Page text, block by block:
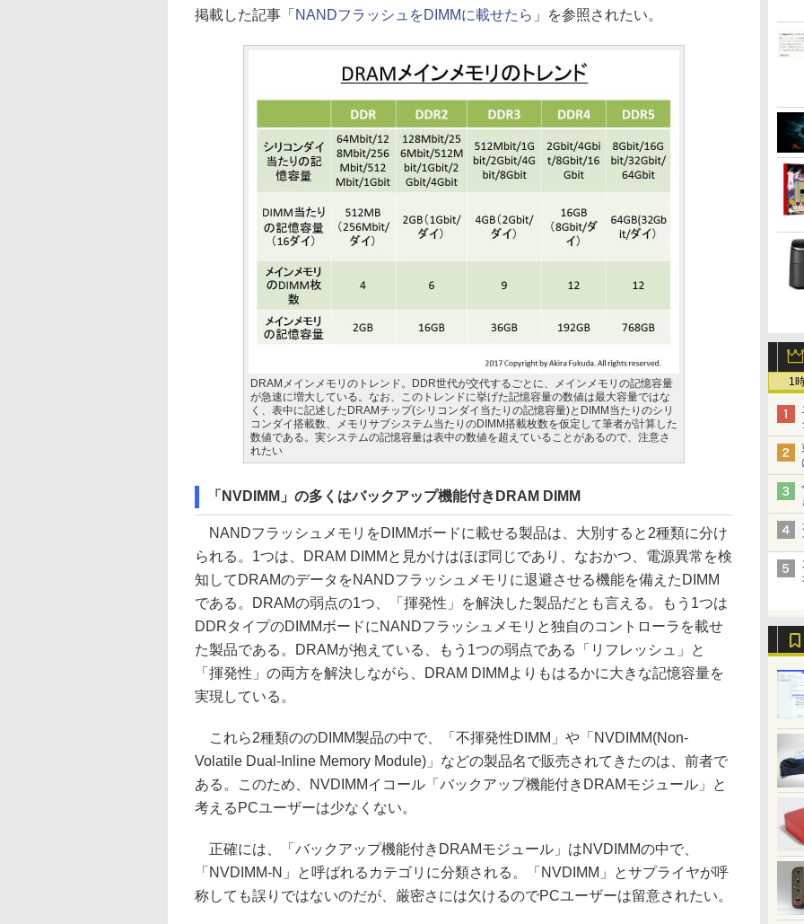
1
掲載した記事「 NANDフラッシュをDIMMに載せたら 」を参照されたい。
DRAMメインメモリのトレンド。DDR世代が交代するごとに、メインメモリの記憶容量
が急速に増大している。なお、このトレンドに挙げた記憶容量の数値は最大容量ではな
く、表中に記述したDRAMチップ(シリコンダイ当たりの記憶容量)とDIMM当たりのシリ
コンダイ搭載数、メモリサブシステム当たりのDIMM搭載枚数を仮定して筆者が計算した
数値である。実システムの記憶容量は表中の数値を超えていることがあるので、注意さ
れたい
「NVDIMM」の多くはバックアップ機能付きDRAM DIMM
NANDフラッシュメモリをDIMMボードに載せる製品は、大別すると2種類に分け
られる。1つは、DRAM DIMMと見かけはほぼ同じであり、なおかつ、電源異常を検
知してDRAMのデータをNANDフラッシュメモリに退避させる機能を備えたDIMM
である。DRAMの弱点の1つ、「揮発性」を解決した製品だとも言える。もう1つは
DDRタイプのDIMMボードにNANDフラッシュメモリと独自のコントローラを載せ
た製品である。DRAMが抱えている、もう1つの弱点である「リフレッシュ」と
「揮発性」の両方を解決しながら、DRAM DIMMよりもはるかに大きな記憶容量を
実現している。
これら2種類ののDIMM製品の中で、「不揮発性DIMM」や「NVDIMM(Non-
Volatile Dual-Inline Memory Module)」などの製品名で販売されてきたのは、前者で
ある。このため、NVDIMMイコール「バックアップ機能付きDRAMモジュール」と
考えるPCユーザーは少なくない。
正確には、「バックアップ機能付きDRAMモジュール」はNVDIMMの中で、
「NVDIMM-N」と呼ばれるカテゴリに分類される。「NVDIMM」とサプライヤが呼
称しても誤りではないのだが、厳密さには欠けるのでPCユーザーは留意されたい。